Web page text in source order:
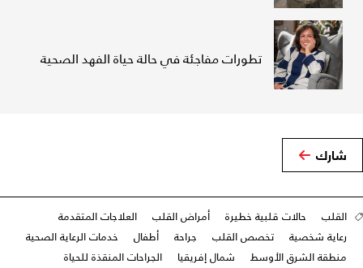
تطورات مفاجئة في حالة حياة الفهد الصحية
شارك
القلب حالات قلبية خطيرة أمراض القلب
العلاجات المتقدمة
رعاية شخصية
تخصص القلب جراحة أطفال
خدمات الرعاية الصحية
منطقة الشرق الأوسط
شمال إفريقيا
الجراحات المنقذة للحياة